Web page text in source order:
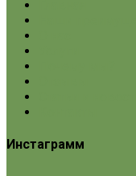
Инстаграмм